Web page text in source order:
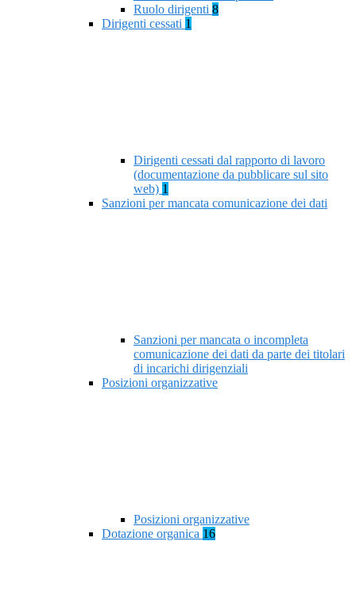
Ruolo dirigenti 8
Dirigenti cessati 1
Dirigenti cessati dal rapporto di lavoro
(documentazione da pubblicare sul sito
web) 1
Sanzioni per mancata comunicazione dei dati
Sanzioni per mancata o incompleta
comunicazione dei dati da parte dei titolari
di incarichi dirigenziali
Posizioni organizzative
Posizioni organizzative
Dotazione organica 16